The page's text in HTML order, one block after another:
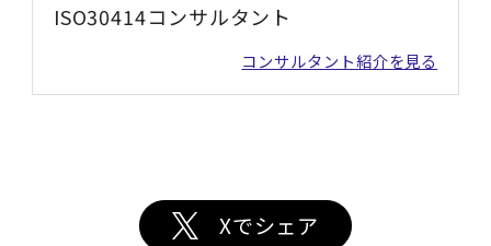
ISO30414コンサルタント
コンサルタント紹介を見る
Xでシェア